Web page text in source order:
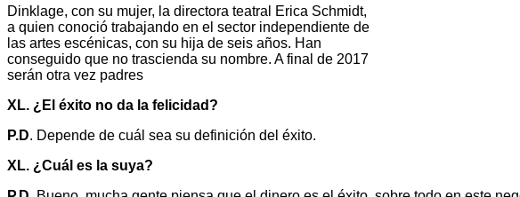
Dinklage, con su mujer, la directora teatral Erica Schmidt,
a quien conoció trabajando en el sector independiente de
las artes escénicas, con su hija de seis años. Han
conseguido que no trascienda su nombre. A final de 2017
serán otra vez padres
XL. ¿El éxito no da la felicidad?
P.D. Depende de cuál sea su definición del éxito.
XL. ¿Cuál es la suya?